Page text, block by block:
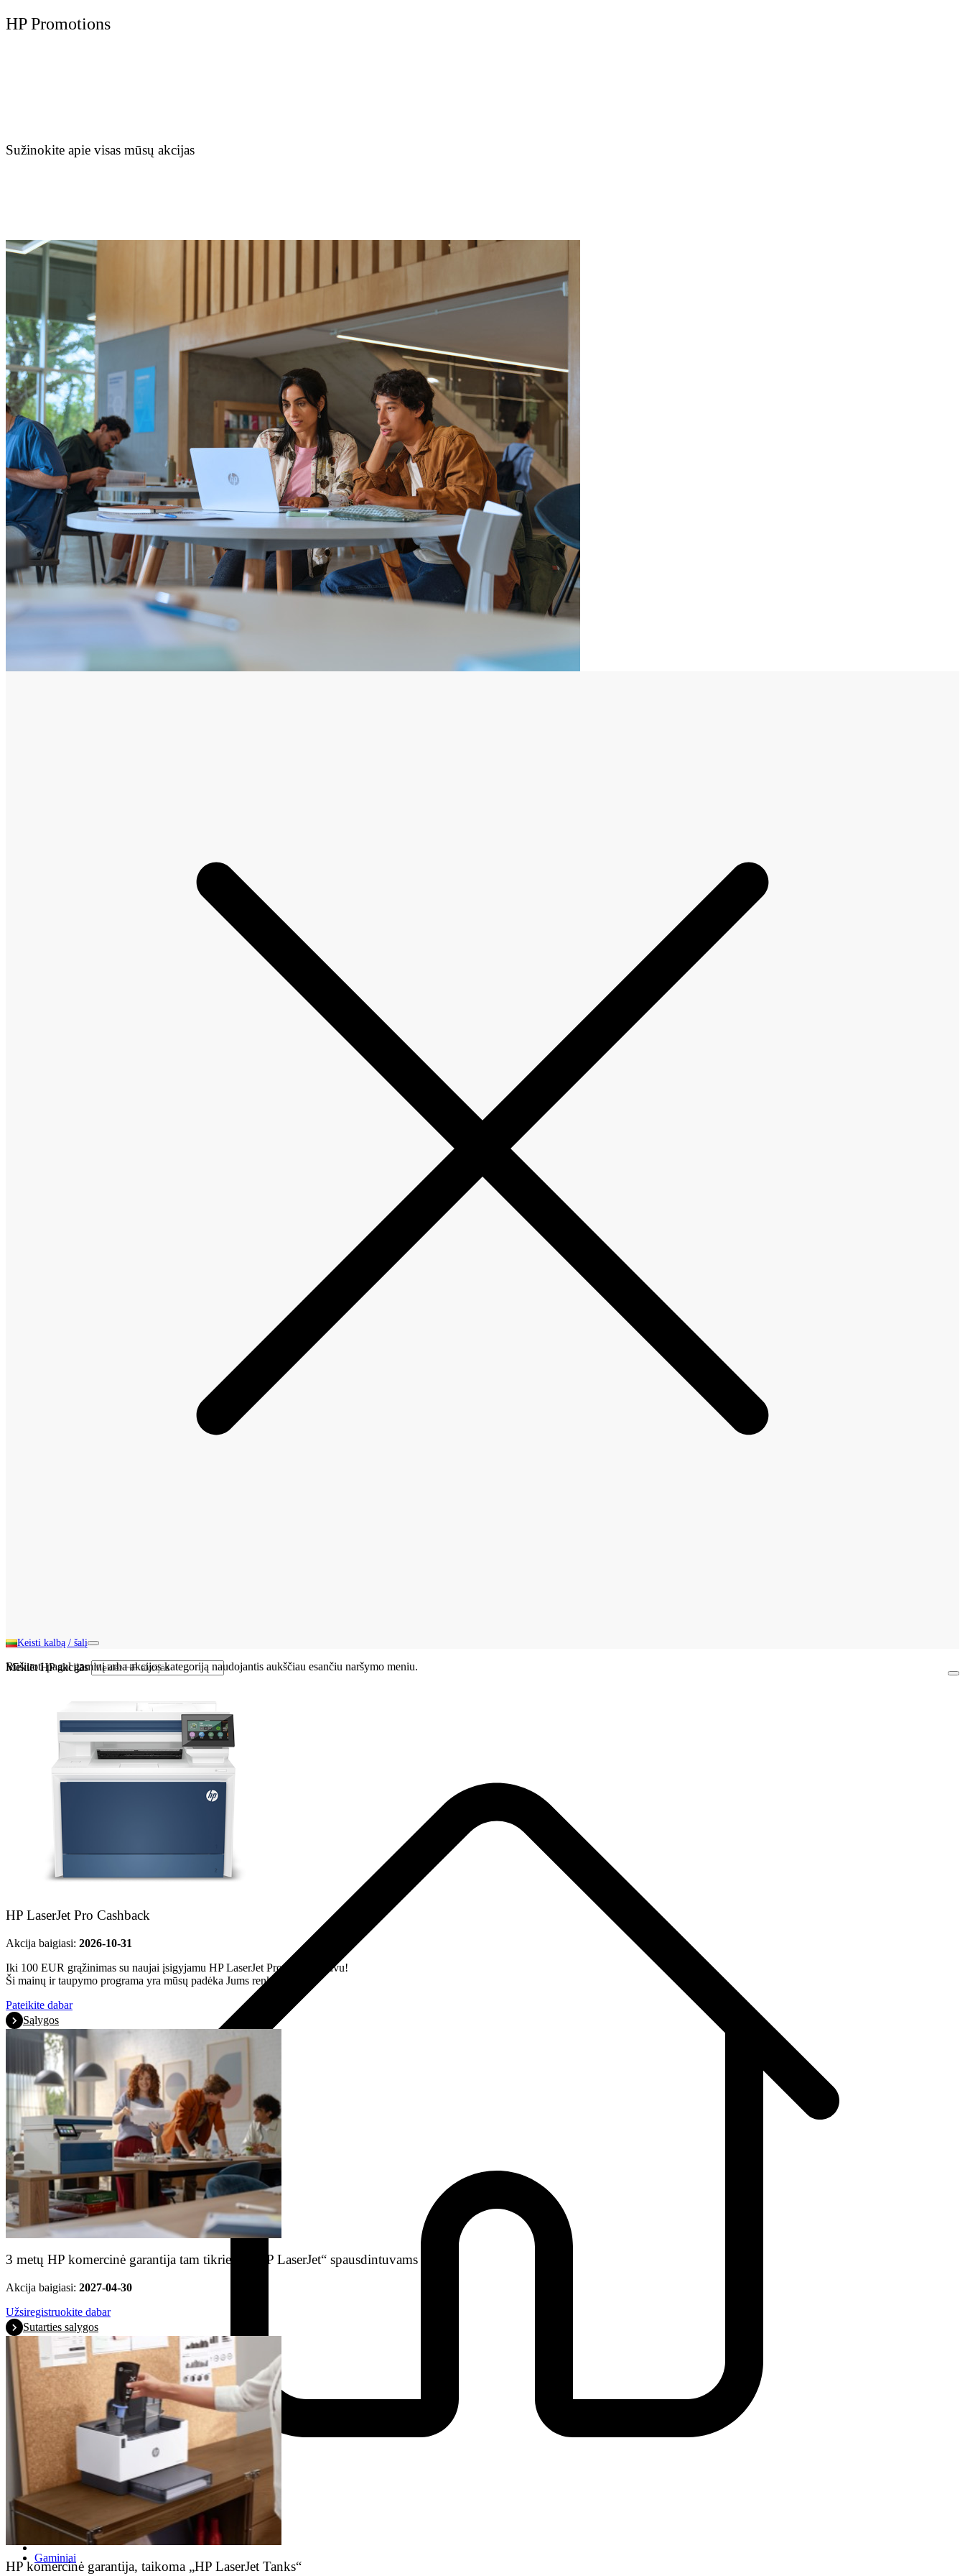
HP Promotions
Sužinokite apie visas mūsų akcijas
Gaminiai
Keisti kalbą / šalį
Meklēt HP akcijās
Rūšiuoti pagal gaminį arba akcijos kategoriją naudojantis aukščiau esančiu naršymo meniu.
HP LaserJet Pro Cashback
Akcija baigiasi: 2026-10-31
Iki 100 EUR grąžinimas su naujai įsigyjamu HP LaserJet Pro spausdintuvu!
Ši mainų ir taupymo programa yra mūsų padėka Jums renkantis HP.
Pateikite dabar
Sąlygos
3 metų HP komercinė garantija tam tikriems „HP LaserJet“ spausdintuvams
Akcija baigiasi: 2027-04-30
Užsiregistruokite dabar
Sutarties salygos
HP komercinė garantija, taikoma „HP LaserJet Tanks“